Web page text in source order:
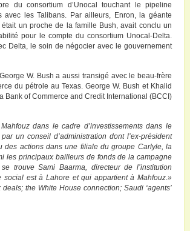
du consortium d’Unocal touchant le pipeline
les Talibans. Par ailleurs, Enron, la géante
un proche de la famille Bush, avait conclu un
pour le compte du consortium Unocal-Delta.
Delta, le soin de négocier avec le gouvernement
W. Bush a aussi transigé avec le beau-frère
du pétrole au Texas. George W. Bush et Khalid
of Commerce and Credit International (BCCI)
dans le cadre d’investissements dans le
un conseil d’administration dont l’ex-président
des actions dans une filiale du groupe Carlyle, la
les principaux bailleurs de fonds de la campagne
trouve Sami Baarma, directeur de l’institution
est à Lahore et qui appartient à Mahfouz.»
the White House connection; Saudi ‘agents’